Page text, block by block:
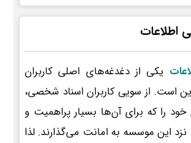
اطلاعات
یکی از دغدغه‌های اصلی کاربران
است. از سویی کاربران اسناد شخصی،
خود را که برای آن‌ها بسیار پراهمیت و
این موسسه به امانت می‌گذارند. لذا